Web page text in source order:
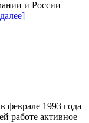
и России
феврале 1993 года
работе активное